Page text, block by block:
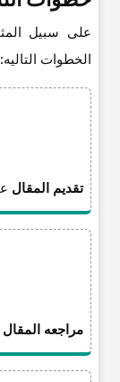
على سبیل
الخطوات التالیه:
تقدیم المقال
مراجعه المقال